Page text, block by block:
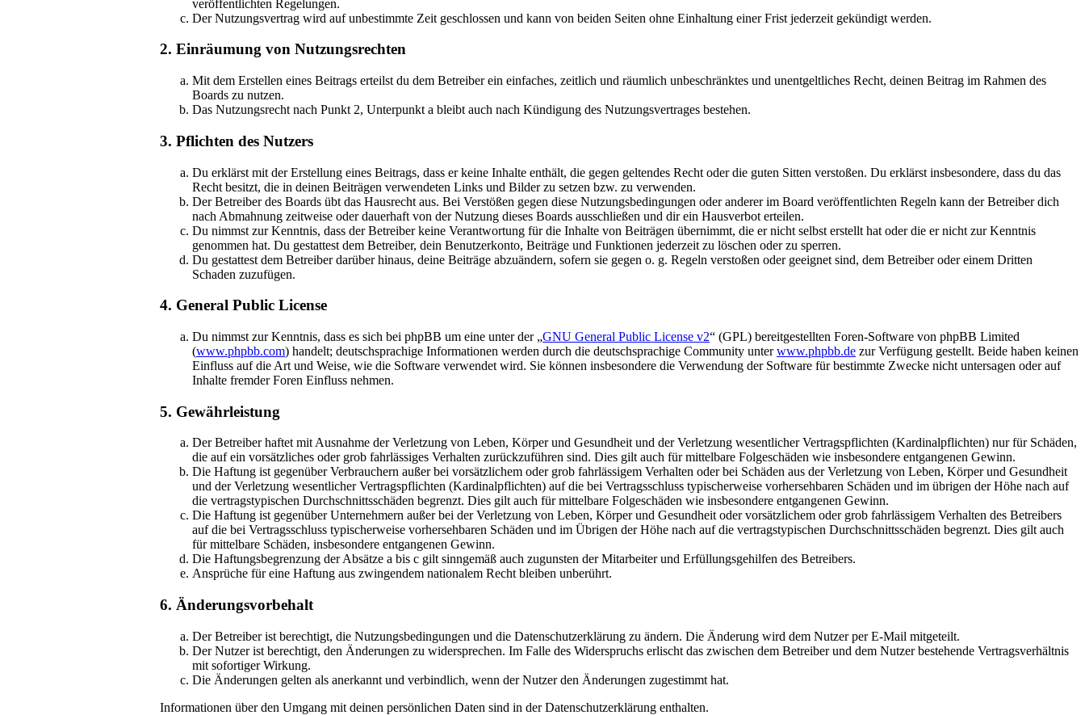
veröffentlichten Regelungen.
Der Nutzungsvertrag wird auf unbestimmte Zeit geschlossen und kann von beiden Seiten ohne Einhaltung einer Frist jederzeit gekündigt werden.
2. Einräumung von Nutzungsrechten
Mit dem Erstellen eines Beitrags erteilst du dem Betreiber ein einfaches, zeitlich und räumlich unbeschränktes und unentgeltliches Recht, deinen Beitrag im Rahmen des
Boards zu nutzen.
Das Nutzungsrecht nach Punkt 2, Unterpunkt a bleibt auch nach Kündigung des Nutzungsvertrages bestehen.
3. Pflichten des Nutzers
Du erklärst mit der Erstellung eines Beitrags, dass er keine Inhalte enthält, die gegen geltendes Recht oder die guten Sitten verstoßen. Du erklärst insbesondere, dass du das
Recht besitzt, die in deinen Beiträgen verwendeten Links und Bilder zu setzen bzw. zu verwenden.
Der Betreiber des Boards übt das Hausrecht aus. Bei Verstößen gegen diese Nutzungsbedingungen oder anderer im Board veröffentlichten Regeln kann der Betreiber dich
nach Abmahnung zeitweise oder dauerhaft von der Nutzung dieses Boards ausschließen und dir ein Hausverbot erteilen.
Du nimmst zur Kenntnis, dass der Betreiber keine Verantwortung für die Inhalte von Beiträgen übernimmt, die er nicht selbst erstellt hat oder die er nicht zur Kenntnis
genommen hat. Du gestattest dem Betreiber, dein Benutzerkonto, Beiträge und Funktionen jederzeit zu löschen oder zu sperren.
Du gestattest dem Betreiber darüber hinaus, deine Beiträge abzuändern, sofern sie gegen o. g. Regeln verstoßen oder geeignet sind, dem Betreiber oder einem Dritten
Schaden zuzufügen.
4. General Public License
Du nimmst zur Kenntnis, dass es sich bei phpBB um eine unter der „GNU General Public License v2“ (GPL) bereitgestellten Foren-Software von phpBB Limited
(www.phpbb.com) handelt; deutschsprachige Informationen werden durch die deutschsprachige Community unterwww.phpbb.de zur Verfügung gestellt. Beide haben keinen
Einfluss auf die Art und Weise, wie die Software verwendet wird. Sie können insbesondere die Verwendung der Software für bestimmte Zwecke nicht untersagen oder auf
Inhalte fremder Foren Einfluss nehmen.
5. Gewährleistung
Der Betreiber haftet mit Ausnahme der Verletzung von Leben, Körper und Gesundheit und der Verletzung wesentlicher Vertragspflichten (Kardinalpflichten) nur für Schäden,
die auf ein vorsätzliches oder grob fahrlässiges Verhalten zurückzuführen sind. Dies gilt auch für mittelbare Folgeschäden wie insbesondere entgangenen Gewinn.
Die Haftung ist gegenüber Verbrauchern außer bei vorsätzlichem oder grob fahrlässigem Verhalten oder bei Schäden aus der Verletzung von Leben, Körper und Gesundheit
und der Verletzung wesentlicher Vertragspflichten (Kardinalpflichten) auf die bei Vertragsschluss typischerweise vorhersehbaren Schäden und im übrigen der Höhe nach auf
die vertragstypischen Durchschnittsschäden begrenzt. Dies gilt auch für mittelbare Folgeschäden wie insbesondere entgangenen Gewinn.
Die Haftung ist gegenüber Unternehmern außer bei der Verletzung von Leben, Körper und Gesundheit oder vorsätzlichem oder grob fahrlässigem Verhalten des Betreibers
auf die bei Vertragsschluss typischerweise vorhersehbaren Schäden und im Übrigen der Höhe nach auf die vertragstypischen Durchschnittsschäden begrenzt. Dies gilt auch
für mittelbare Schäden, insbesondere entgangenen Gewinn.
Die Haftungsbegrenzung der Absätze a bis c gilt sinngemäß auch zugunsten der Mitarbeiter und Erfüllungsgehilfen des Betreibers.
Ansprüche für eine Haftung aus zwingendem nationalem Recht bleiben unberührt.
6. Änderungsvorbehalt
Der Betreiber ist berechtigt, die Nutzungsbedingungen und die Datenschutzerklärung zu ändern. Die Änderung wird dem Nutzer per E-Mail mitgeteilt.
Der Nutzer ist berechtigt, den Änderungen zu widersprechen. Im Falle des Widerspruchs erlischt das zwischen dem Betreiber und dem Nutzer bestehende Vertragsverhältnis
mit sofortiger Wirkung.
Die Änderungen gelten als anerkannt und verbindlich, wenn der Nutzer den Änderungen zugestimmt hat.
Informationen über den Umgang mit deinen persönlichen Daten sind in der Datenschutzerklärung enthalten.